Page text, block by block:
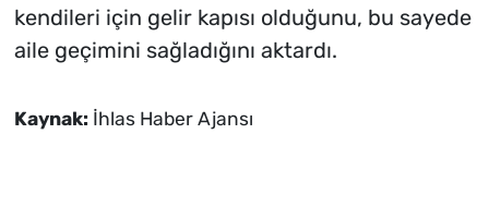
kendileri için gelir kapısı olduğunu, bu sayede
aile geçimini sağladığını aktardı.
Kaynak: İhlas Haber Ajansı